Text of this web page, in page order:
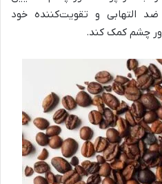
التهابی و تقویت‌کننده خود
چشم کمک کند.